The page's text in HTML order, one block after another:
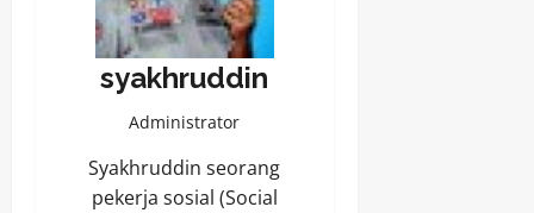
syakhruddin
Administrator
Syakhruddin seorang
pekerja sosial (Social